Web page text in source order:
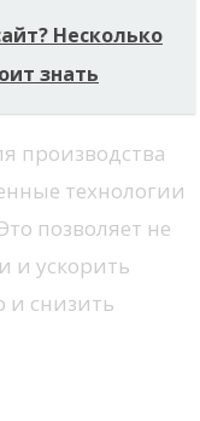
Несколько
знать
производства
технологии
позволяет не
и ускорить
и снизить